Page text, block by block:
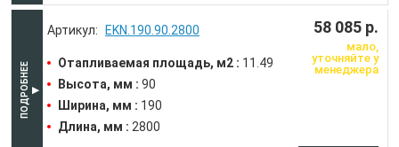
EKN.190.90.2800
Отапливаемая площадь, м2 : 11.49
Высота, мм : 90
Ширина, мм : 190
Длина, мм : 2800
58 085 р.
мало,
уточняйте у
менеджера